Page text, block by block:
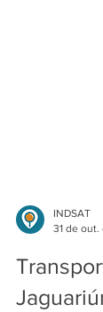
INDSAT
31 de